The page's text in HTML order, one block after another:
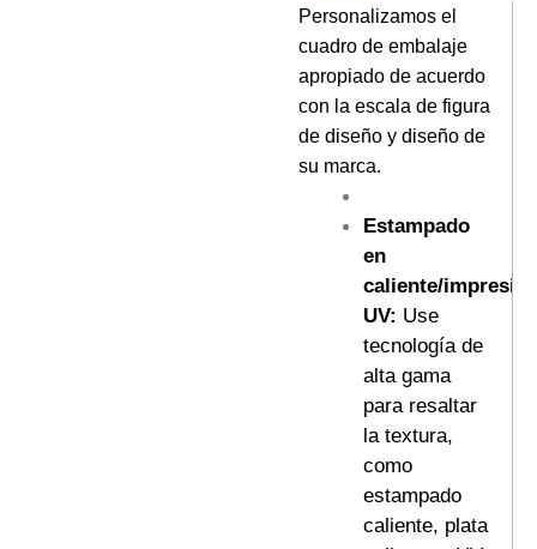
Personalizamos el
cuadro de embalaje
apropiado de acuerdo
con la escala de figura
de diseño y diseño de
su marca.
Estampado
en
caliente/
UV: Use
tecnología de
alta gama
para resaltar
la textura,
como
estampado
caliente, plata